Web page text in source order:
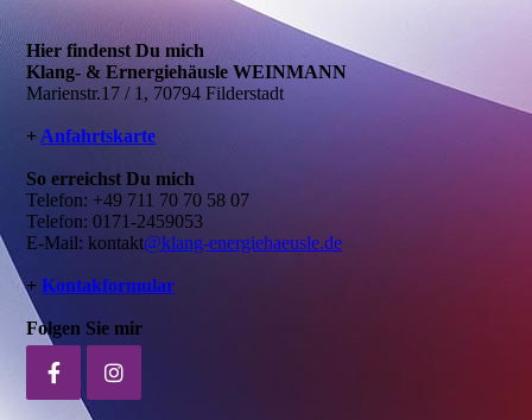
Hier findenst Du mich
Klang- & Ernergiehäusle WEINMANN
Marienstr.17 / 1, 70794 Filderstadt
+ Anfahrtskarte
So erreichst Du mich
Telefon: +49 711 70 70 58 07
Telefon: 0171-2459053
E-Mail: kontakt@klang-energiehaeusle.de
+Kontakformular
Folgen Sie mir